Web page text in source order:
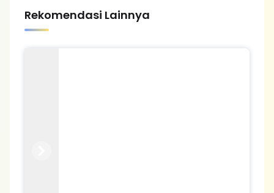
Rekomendasi Lainnya